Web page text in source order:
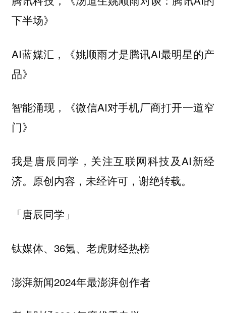
下半场》
AI蓝媒汇，《姚顺雨才是腾讯AI最明星的产
品》
智能涌现，《微信AI对手机厂商打开一道窄
门》
我是唐辰同学，关注互联网科技及AI新经
济。原创内容，未经许可，谢绝转载。
「唐辰同学」
钛媒体、36氪、老虎财经热榜
澎湃新闻2024年最澎湃创作者